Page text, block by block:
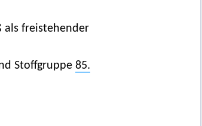
als freistehender
Stoffgruppe 85.